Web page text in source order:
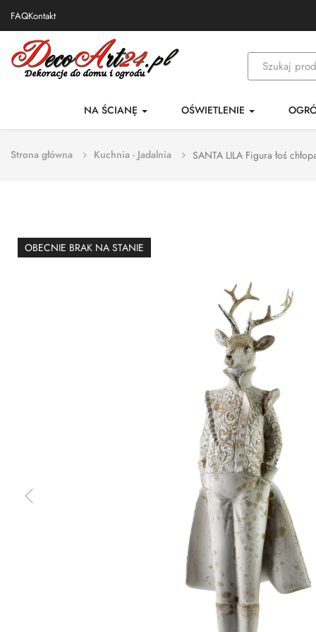
FAQKontakt
NA ŚCIANĘ OŚWIETLENIE
Strona główna Kuchnia - Jadalnia SANTA LILA Figura łoś
OBECNIE BRAK NA STANIE